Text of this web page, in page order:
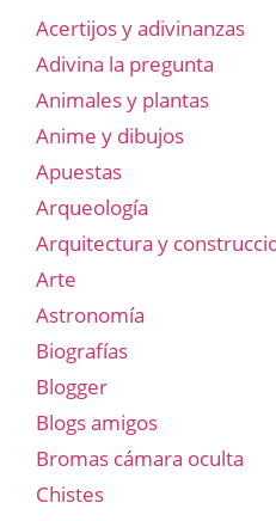
Acertijos y adivinanzas
Adivina la pregunta
Animales y plantas
Anime y dibujos
Apuestas
Arqueología
Arquitectura y
Arte
Astronomía
Biografías
Blogger
Blogs amigos
Bromas cámara oculta
Chistes